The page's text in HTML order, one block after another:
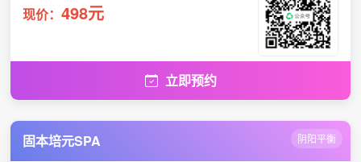
现价： 498元
立即预约
固本培元SPA 阴阳平衡